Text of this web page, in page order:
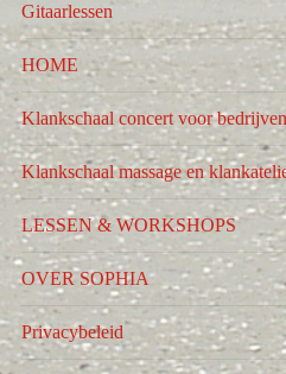
Gitaarlessen
HOME
Klankschaal concert voor
Klankschaal massage en
LESSEN & WORKSHOPS
OVER SOPHIA
Privacybeleid